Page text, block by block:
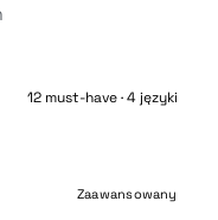
12 must-have · 4 języki
Zaawansowany